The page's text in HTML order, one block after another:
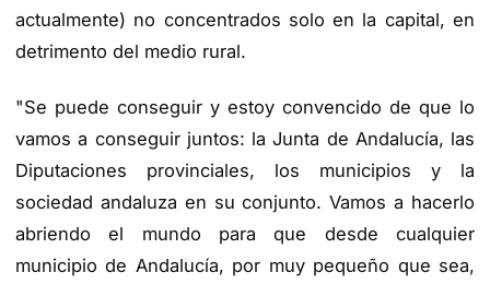
actualmente) no concentrados solo en la capital, en
detrimento del medio rural.
"Se puede conseguir y estoy convencido de que lo
vamos a conseguir juntos: la Junta de Andalucía, las
Diputaciones provinciales, los municipios y la
sociedad andaluza en su conjunto. Vamos a hacerlo
abriendo el mundo para que desde cualquier
municipio de Andalucía, por muy pequeño que sea,